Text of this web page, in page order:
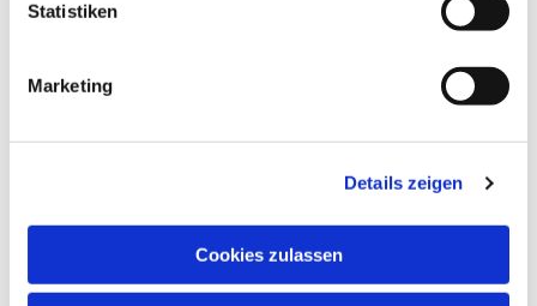
Statistiken
Marketing
Details zeigen
Cookies zulassen